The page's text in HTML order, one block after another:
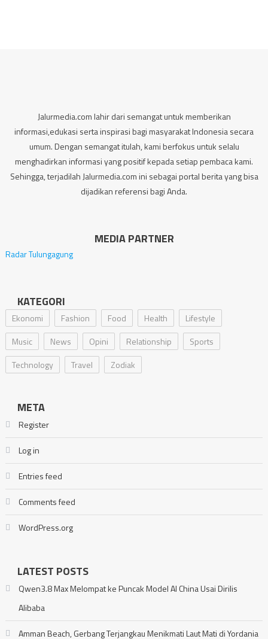
Jalurmedia.com lahir dari semangat untuk memberikan
informasi,edukasi serta inspirasi bagi masyarakat Indonesia secara
umum. Dengan semangat itulah, kami berfokus untuk selalu
menghadirkan informasi yang positif kepada setiap pembaca kami.
Sehingga, terjadilah Jalurmedia.com ini sebagai portal berita yang bisa
dijadikan referensi bagi Anda.
MEDIA PARTNER
Radar Tulungagung
KATEGORI
Ekonomi Fashion Food Health
Lifestyle
Music
News Opini Relationship
Sports
Technology
Travel Zodiak
META
Register
Log in
Entries feed
Comments feed
WordPress.org
LATEST POSTS
Qwen3.8 Max Melompat ke Puncak Model AI China Usai Dirilis
Alibaba
Amman Beach, Gerbang Terjangkau Menikmati Laut Mati di Yordania